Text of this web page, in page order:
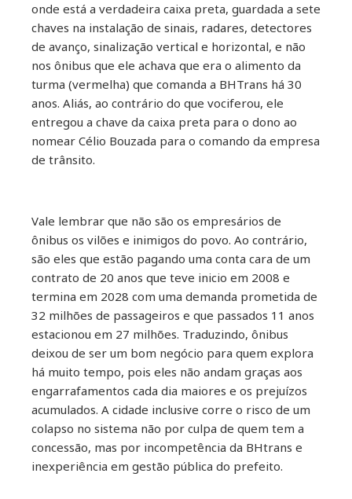
onde está a verdadeira caixa preta, guardada a sete
chaves na instalação de sinais, radares, detectores
de avanço, sinalização vertical e horizontal, e não
nos ônibus que ele achava que era o alimento da
turma (vermelha) que comanda a BHTrans há 30
anos. Aliás, ao contrário do que vociferou, ele
entregou a chave da caixa preta para o dono ao
nomear Célio Bouzada para o comando da empresa
de trânsito.
Vale lembrar que não são os empresários de
ônibus os vilões e inimigos do povo. Ao contrário,
são eles que estão pagando uma conta cara de um
contrato de 20 anos que teve inicio em 2008 e
termina em 2028 com uma demanda prometida de
32 milhões de passageiros e que passados 11 anos
estacionou em 27 milhões. Traduzindo, ônibus
deixou de ser um bom negócio para quem explora
há muito tempo, pois eles não andam graças aos
engarrafamentos cada dia maiores e os prejuízos
acumulados. A cidade inclusive corre o risco de um
colapso no sistema não por culpa de quem tem a
concessão, mas por incompetência da BHtrans e
inexperiência em gestão pública do prefeito.